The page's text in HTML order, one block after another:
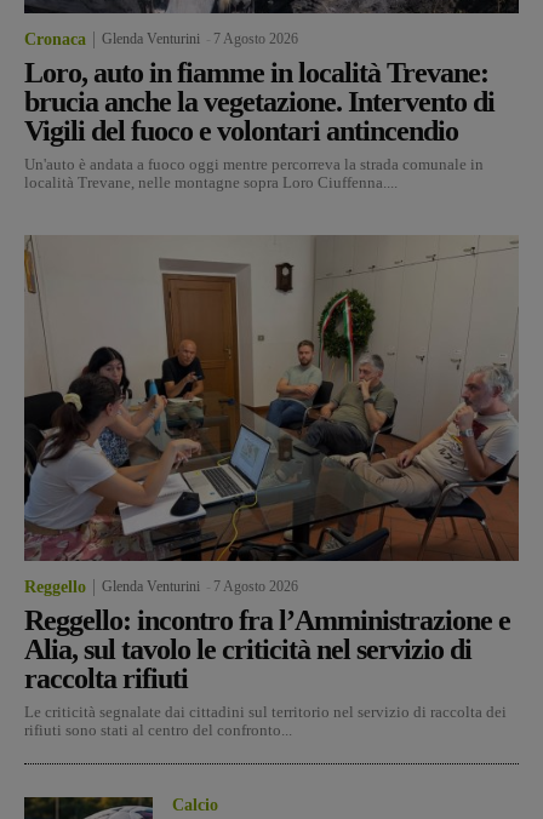
Cronaca Glenda Venturini 7 Agosto 2026
Loro, auto in fiamme in località Trevane:
brucia anche la vegetazione. Intervento di
Vigili del fuoco e volontari antincendio
Un'auto è andata a fuoco oggi mentre percorreva la strada comunale in
località Trevane, nelle montagne sopra Loro Ciuffenna....
Reggello Glenda Venturini 7 Agosto 2026
Reggello: incontro fra l’Amministrazione e
Alia, sul tavolo le criticità nel servizio di
raccolta rifiuti
Le criticità segnalate dai cittadini sul territorio nel servizio di raccolta dei
rifiuti sono stati al centro del confronto...
Calcio